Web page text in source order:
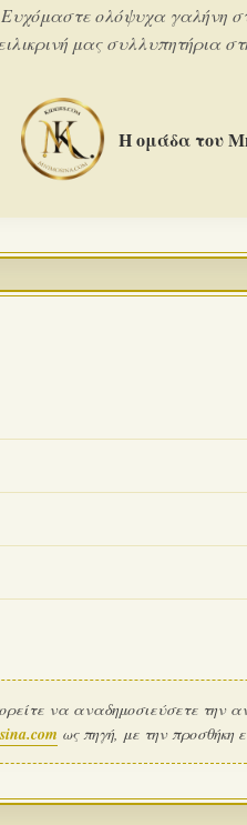
ολόψυχα γαλήνη
μας συλλυπητήρια
Η ομάδα του
να αναδημοσιεύσετε την
ως πηγή, με την προσθήκη